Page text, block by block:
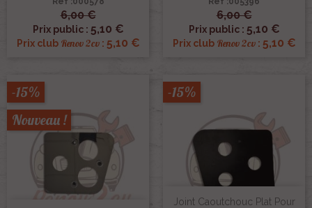
6,00 €
Prix public : 5,10 €
Prix club Renov 2cv: 5,10 €
6,00 €
Prix public : 5,10 €
Prix club Renov 2cv: 5,10 €
-15%
Nouveau !
Joint Caoutchouc Plat Pour
-15%